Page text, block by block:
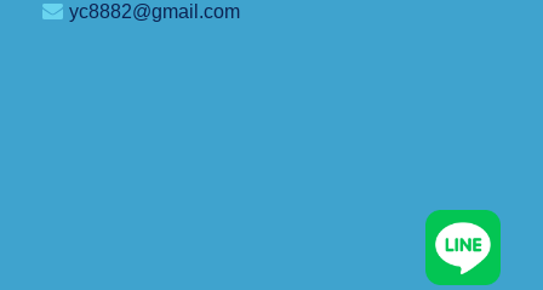
yc8882@gmail.com